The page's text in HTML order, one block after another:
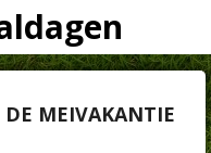
MEIVAKANTIE